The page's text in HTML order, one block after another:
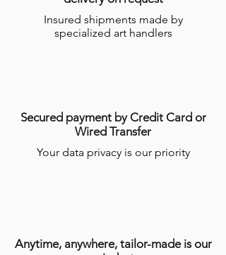
en savoir plus, consulter nos
conditions
générales de ventes(CGV ).
dans lequel le Produit devrait être
expédié, étant précisé que certains
Produits nécessitent un temps de
(CGV)
Insured shipments made by
specialized art handlers
Secured payment by Credit Card or
Wired Transfer
Your data privacy is our priority
Anytime, anywhere, tailor-made is our